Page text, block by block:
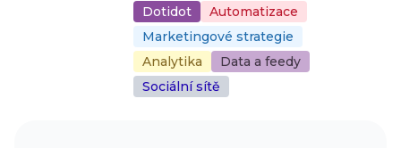
Dotidot
Automatizace
Marketingové strategie
Analytika
Data a feedy
Sociální sítě